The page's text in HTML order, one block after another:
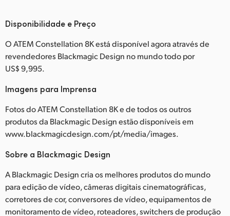
Disponibilidade e Preço
O ATEM Constellation 8K está disponível agora através de
revendedores Blackmagic Design no mundo todo por
US$ 9,995.
Imagens para Imprensa
Fotos do ATEM Constellation 8K e de todos os outros
produtos da Blackmagic Design estão disponíveis em
www.blackmagicdesign.com/pt/media/images.
Sobre a Blackmagic Design
A Blackmagic Design cria os melhores produtos do mundo
para edição de vídeo, câmeras digitais cinematográficas,
corretores de cor, conversores de vídeo, equipamentos de
monitoramento de vídeo, roteadores, switchers de produção